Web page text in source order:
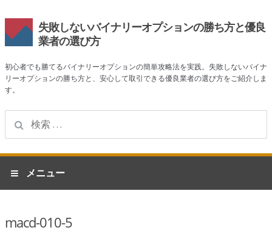
失敗しないバイナリーオプションの勝ち方と優良
業者の選び方
初心者でも勝てるバイナリーオプションの簡単攻略法を実践。失敗しないバイナ
リーオプションの勝ち方と、安心して取引できる優良業者の選び方をご紹介しま
す。
ナ
ビ
ゲ
シ
コ
ン
テ
ツ
メニュー
業者一覧
macd-010-5